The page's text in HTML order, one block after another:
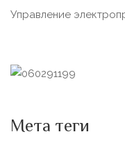
Управление
Мета теги